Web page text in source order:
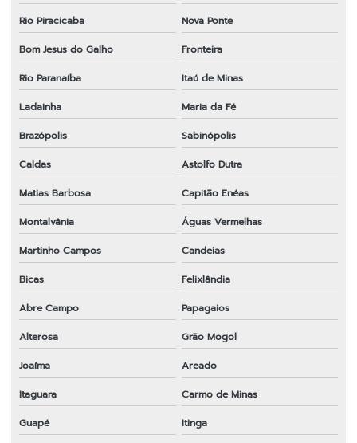
Rio Piracicaba
Nova Ponte
Bom Jesus do Galho
Fronteira
Rio Paranaíba
Itaú de Minas
Ladainha
Maria da Fé
Brazópolis
Sabinópolis
Caldas
Astolfo Dutra
Matias Barbosa
Capitão Enéas
Montalvânia
Águas Vermelhas
Martinho Campos
Candeias
Bicas
Felixlândia
Abre Campo
Papagaios
Alterosa
Grão Mogol
Joaíma
Areado
Itaguara
Carmo de Minas
Guapé
Itinga